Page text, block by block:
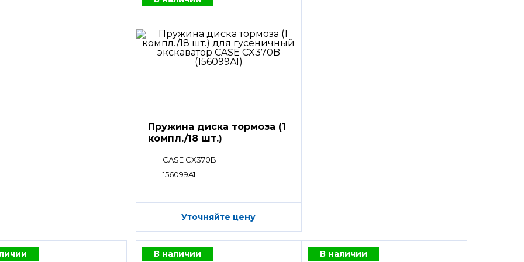
Пружина диска тормоза (1
компл./18 шт.)
CASE CX370B
156099A1
Уточняйте цену
В наличии В наличии